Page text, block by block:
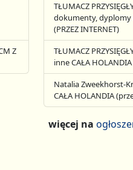
Z
TŁUMACZ
dokumenty, dyplomy
(PRZEZ INTERNET)
TŁUMACZ
inne CAŁA
Natalia Zweekhorst-
CAŁA HOLANDIA
więcej na